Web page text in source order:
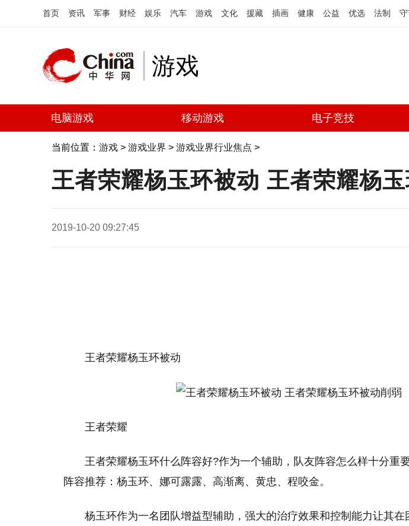
首页 资讯 军事 财经 娱乐 汽车 游戏 文化 援藏 插画 健康 公益 优选 法制
游戏
电脑游戏 移动游戏 电子竞技
当前位置： 游戏 > 游戏业界 > 游戏业界行业焦点 >
王者荣耀杨玉环被动 王者荣耀杨
2019-10-20 09:27:45
王者荣耀杨玉环被动
王者荣耀
王者荣耀杨玉环什么阵容好?作为一个辅助，队友阵容怎么样十分重
阵容推荐：杨玉环、娜可露露、高渐离、黄忠、程咬金。
杨玉环作为一名团队增益型辅助，强大的治疗效果和控制能力让其在